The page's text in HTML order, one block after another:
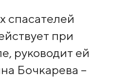
спасателей
при
руководит ей
Бочкарева –